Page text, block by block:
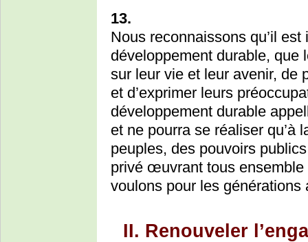
13.
Nous reconnaissons qu’il
développement durable, que
sur leur vie et leur avenir, de
et d’exprimer leurs
développement durable
et ne pourra se réaliser qu’à
peuples, des pouvoirs
privé œuvrant tous ensemble
voulons pour les générations
II. Renouveler